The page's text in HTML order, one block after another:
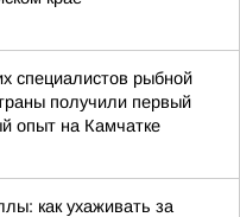
специалистов рыбной
получили первый
опыт на Камчатке
как ухаживать за